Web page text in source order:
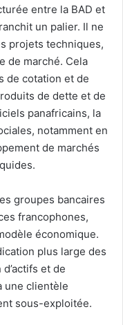
entre la BAD et
un palier. Il ne
projets techniques,
de marché. Cela
de cotation et de
de dette et de
panafricains, la
notamment en
de marchés
groupes bancaires
francophones,
économique.
plus large des
et de
une clientèle
sous-exploitée.